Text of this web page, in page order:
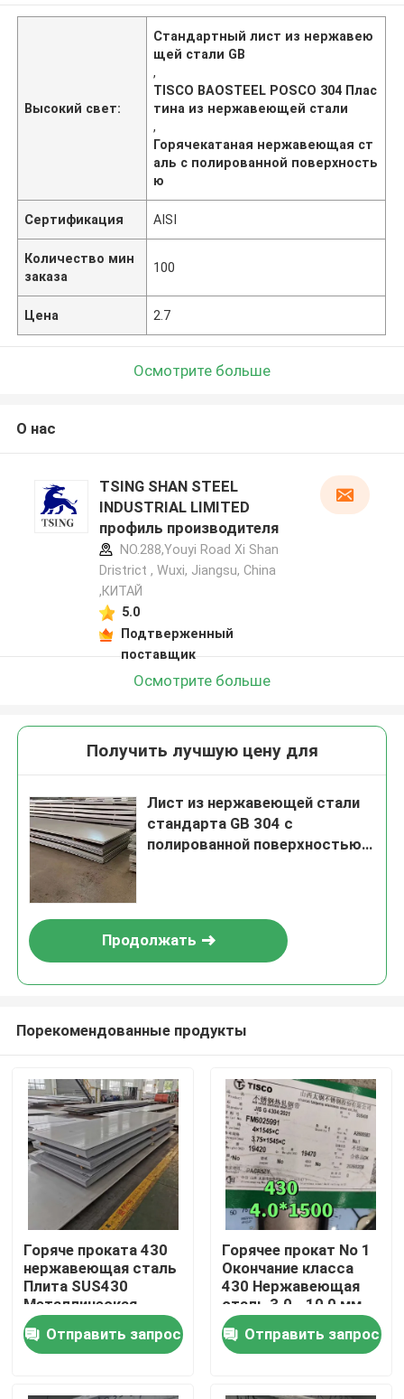
Домой
Продукты
Видеозаписи
Высокий свет:
Стандартный лист из нержавею
щей стали GB
,
TISCO BAOSTEEL POSCO 304 Плас
тина из нержавеющей стали
,
Горячекатаная нержавеющая ст
аль с полированной поверхность
ю
Сертификация AISI
Количество мин
заказа
100
Цена 2.7
Осмотрите больше
О нас
TSING SHAN STEEL
INDUSTRIAL LIMITED
профиль производителя
NO.288,Youyi Road Xi Shan
Dristrict , Wuxi, Jiangsu, China
,КИТАЙ
5.0
Подтверженный
поставщик
Осмотрите больше
Получить лучшую цену для
Лист из нержавеющей стали
стандарта GB 304 с
полированной поверхностью
Продолжать
Порекомендованные продукты
Горяче проката 430
нержавеющая сталь
Плита SUS430
Металлическая
плита 8*1500*6000
мм с поверхностью
NO.1
Отправить запрос
Горячее прокат No 1
Окончание класса
430 Нержавеющая
сталь 3.0 - 10,0 мм
SS 430 Плита от
TISCOОтправить запрос